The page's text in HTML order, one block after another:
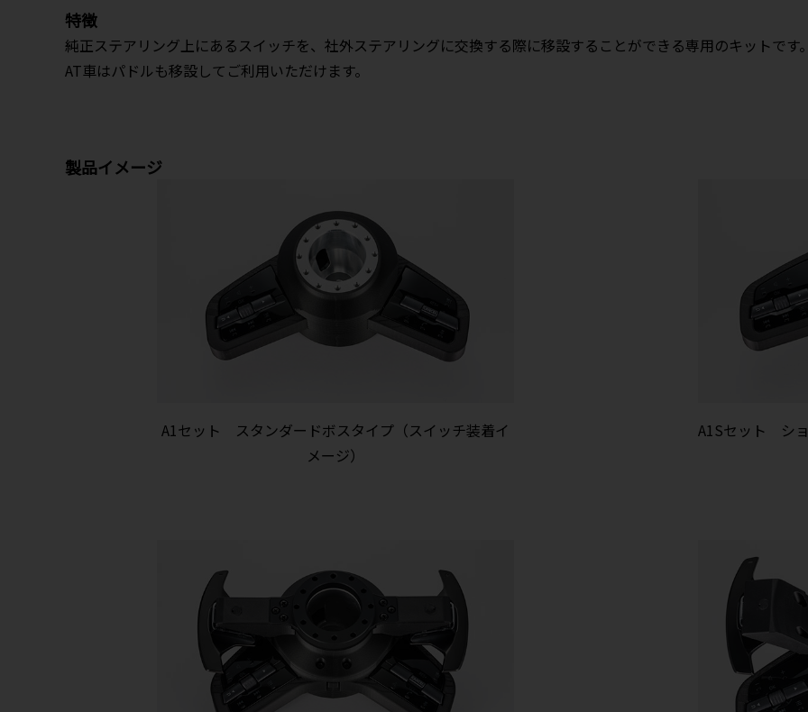
特徴
純正ステアリング上にあるスイッチを、社外ステアリングに交換する際に移設することができる専用のキットです
AT車はパドルも移設してご利用いただけます。
製品イメージ
A1セット スタンダードボスタイプ（スイッチ装着イ
メージ）
A1Sセット シ